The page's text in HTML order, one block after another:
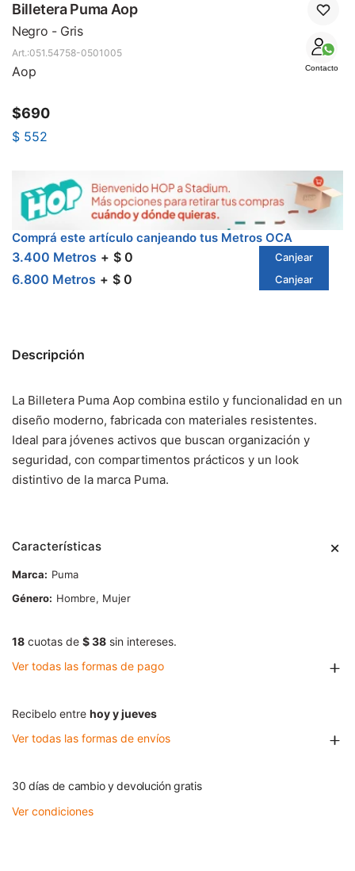
Billetera Puma Aop
Negro - Gris
Contacto
051.54758-0501005
Aop
$690
$ 552
Comprá este artículo canjeando tus Metros OCA
3.400 Metros $ 0 Canjear
6.800 Metros $ 0 Canjear
Descripción
La Billetera Puma Aop combina estilo y funcionalidad en un
diseño moderno, fabricada con materiales resistentes.
Ideal para jóvenes activos que buscan organización y
seguridad, con compartimentos prácticos y un look
distintivo de la marca Puma.
Características
Marca
Puma
Género
Hombre, Mujer
18 cuotas de $ 38 sin intereses.
Ver todas las formas de pago
Recibelo entre hoy y jueves
Ver todas las formas de envíos
30 días de cambio y devolución gratis
Ver condiciones